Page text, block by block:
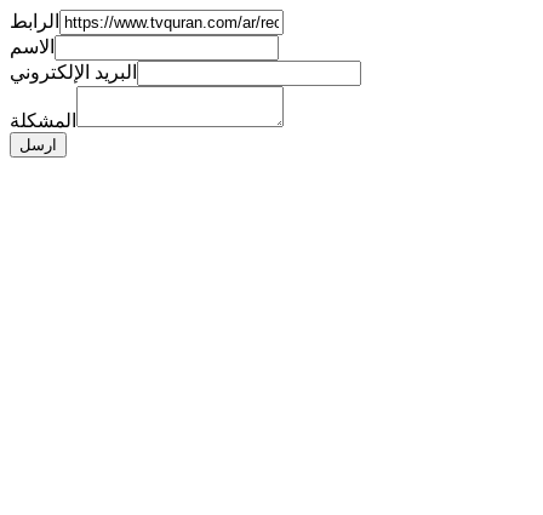
الرابط
الاسم
البريد الإلكتروني
المشكلة
ارسل